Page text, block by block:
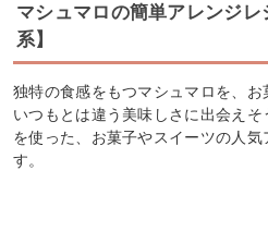
マシュマロの簡単アレンジ
系】
独特の食感をもつマシュマロを、お
いつもとは違う美味しさに出会え
を使った、お菓子やスイーツの人気
す。